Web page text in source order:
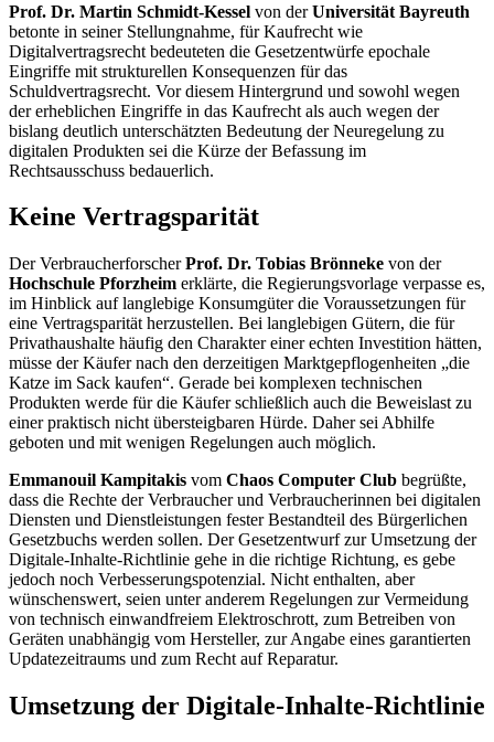
Prof. Dr. Martin Schmidt-Kessel von derUniversität Bayreuth
betonte in seiner Stellungnahme, für Kaufrecht wie
Digitalvertragsrecht bedeuteten die Gesetzentwürfe epochale
Eingriffe mit strukturellen Konsequenzen für das
Schuldvertragsrecht. Vor diesem Hintergrund und sowohl wegen
der erheblichen Eingriffe in das Kaufrecht als auch wegen der
bislang deutlich unterschätzten Bedeutung der Neuregelung zu
digitalen Produkten sei die Kürze der Befassung im
Rechtsausschuss bedauerlich.
Keine Vertragsparität
Der VerbraucherforscherProf. Dr. Tobias Brönneke von der
Hochschule Pforzheim erklärte, die Regierungsvorlage verpasse es,
im Hinblick auf langlebige Konsumgüter die Voraussetzungen für
eine Vertragsparität herzustellen. Bei langlebigen Gütern, die für
Privathaushalte häufig den Charakter einer echten Investition hätten,
müsse der Käufer nach den derzeitigen Marktgepflogenheiten „die
Katze im Sack kaufen“. Gerade bei komplexen technischen
Produkten werde für die Käufer schließlich auch die Beweislast zu
einer praktisch nicht übersteigbaren Hürde. Daher sei Abhilfe
geboten und mit wenigen Regelungen auch möglich.
Emmanouil Kampitakis vom Chaos Computer Club begrüßte,
dass die Rechte der Verbraucher und Verbraucherinnen bei digitalen
Diensten und Dienstleistungen fester Bestandteil des Bürgerlichen
Gesetzbuchs werden sollen. Der Gesetzentwurf zur Umsetzung der
Digitale-Inhalte-Richtlinie gehe in die richtige Richtung, es gebe
jedoch noch Verbesserungspotenzial. Nicht enthalten, aber
wünschenswert, seien unter anderem Regelungen zur Vermeidung
von technisch einwandfreiem Elektroschrott, zum Betreiben von
Geräten unabhängig vom Hersteller, zur Angabe eines garantierten
Updatezeitraums und zum Recht auf Reparatur.
Umsetzung der Digitale-Inhalte-Richtlinie